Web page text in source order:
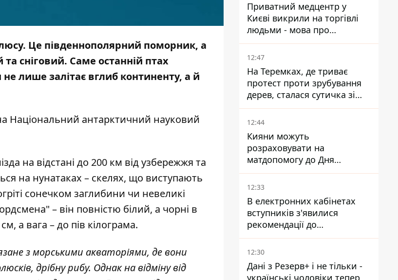
Це південнополярний поморник, а
сніговий. Саме останній птах
лише залітає вглиб континенту, а й
Національний антарктичний науковий
на відстані до 200 км від узбережжя та
на нунатаках – скелях, що виступають
сонечком заглибини чи невеликі
– він повністю білий, а чорні в
а вага – до пів кілограма.
з морськими акваторіями, де вони
дрібну рибу. Однакна відміну від
Приватний медцентр у
Києві викрили на торгівлі
людьми - мова про
сурогатне материнство
12:47
На Теремках, де триває
протест проти зрубування
дерев, сталася сутичка зі
спецназом поліції
12:44
Кияни можуть
розраховувати на
матдопомогу до Дня
незалежності - кому її
дадуть
12:33
В електронних кабінетах
вступників з'явилися
рекомендації до
зарахування на бакалаврат і
в магістратуру - що треба
встигнути до 11 серпня
12:30
Дані з Резерв+ і не тільки -
українські чоловіки тепер